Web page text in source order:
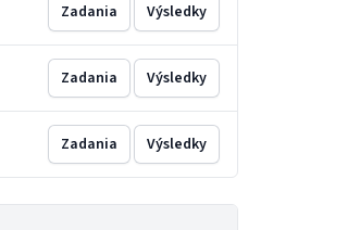
Zadania Výsledky
Zadania Výsledky
Zadania Výsledky